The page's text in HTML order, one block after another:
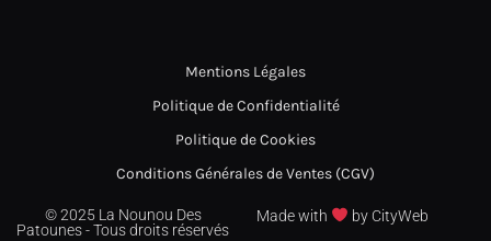
Mentions Légales
Politique de Confidentialité
Politique de Cookies
Conditions Générales de Ventes (CGV)
© 2025 La Nounou Des
Patounes - Tous droits réservés
Made with by CityWeb